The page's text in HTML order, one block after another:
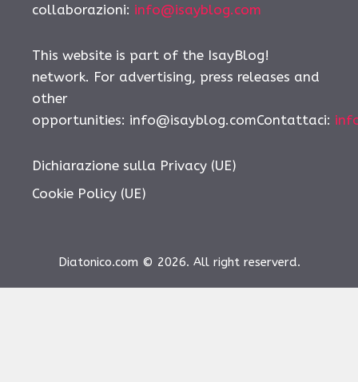
collaborazioni: info@isayblog.com
This website is part of the IsayBlog!
network. For advertising, press releases and
other
opportunities: info@isayblog.comContattaci:
Dichiarazione sulla Privacy (UE)
Cookie Policy (UE)
Diatonico.com © 2026. All right reserverd.